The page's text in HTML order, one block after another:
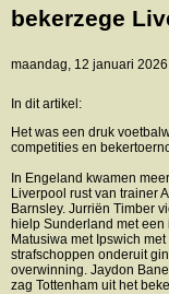
bekerzege
maandag, 12 januari
In dit artikel:
Het was een druk
competities en
In Engeland kwamen
Liverpool rust van trainer
Barnsley. Jurriën Timber
hielp Sunderland met een
Matusiwa met Ipswich
strafschoppen onderuit
overwinning. Jaydon
zag Tottenham uit het